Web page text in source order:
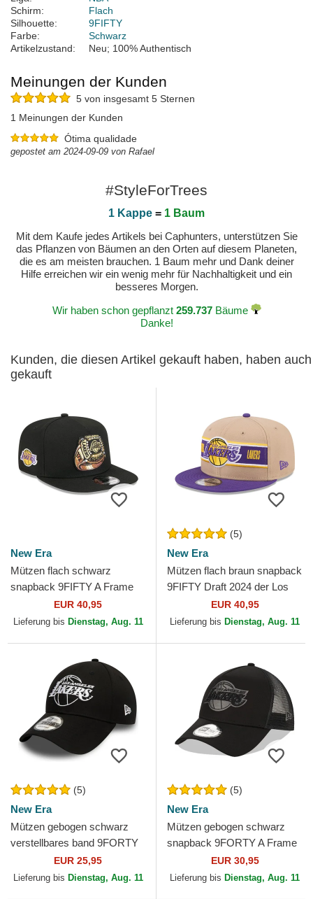
Schirm:
Flach
Silhouette:
9FIFTY
Farbe:
Schwarz
Artikelzustand:
Neu; 100% Authentisch
Meinungen der Kunden
5 von insgesamt 5 Sternen
1 Meinungen der Kunden
Ótima qualidade
gepostet am 2024-09-09 von Rafael
#StyleForTrees
1 Kappe = 1 Baum
Mit dem Kaufe jedes Artikels bei Caphunters, unterstützen Sie
das Pflanzen von Bäumen an den Orten auf diesem Planeten,
die es am meisten brauchen. 1 Baum mehr und Dank deiner
Hilfe erreichen wir ein wenig mehr für Nachhaltigkeit und ein
besseres Morgen.
Wir haben schon gepflanzt 259.737Bäume
Danke!
Kunden, die diesen Artikel gekauft haben, haben auch
gekauft
New Era
Mützen flach schwarz
snapback 9FIFTY A Frame
Ring der Los Angeles Lakers
NBA von New Era
EUR 40,95
Lieferung bis Dienstag, Aug. 11
(5)
New Era
Mützen flach braun snapback
9FIFTY Draft 2024 der Los
Angeles Lakers NBA von
New Era
EUR 40,95
Lieferung bis Dienstag, Aug. 11
(5)
New Era
Mützen gebogen schwarz
verstellbares band 9FORTY
Essential Outline der Los
Angeles Lakers NBA von...
EUR 25,95
Lieferung bis Dienstag, Aug. 11
(5)
New Era
Mützen gebogen schwarz
snapback 9FORTY A Frame
Tonal der Los Angeles Lakers
NBA von New Era
EUR 30,95
Lieferung bis Dienstag, Aug. 11